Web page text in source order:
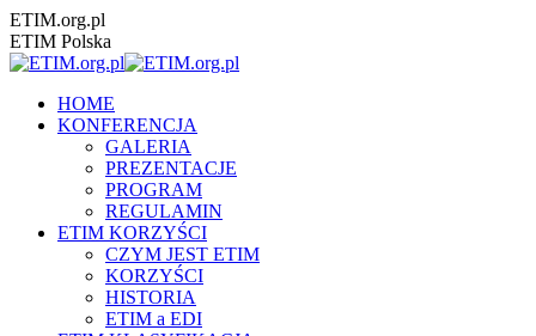
Przewiń
do
zawartości
ETIM.org.pl
ETIM Polska
HOME
KONFERENCJA
GALERIA
PREZENTACJE
PROGRAM
REGULAMIN
ETIM KORZYŚCI
CZYM JEST ETIM
KORZYŚCI
HISTORIA
ETIM a EDI